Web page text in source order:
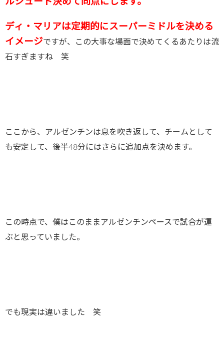
ディ・マリアは定期的にスーパーミドルを決める
イメージですが、この大事な場面で決めてくるあたりは流
石すぎますね 笑
ここから、アルゼンチンは息を吹き返して、チームとして
も安定して、後半48分にはさらに追加点を決めます。
この時点で、僕はこのままアルゼンチンペースで試合が運
ぶと思っていました。
でも現実は違いました 笑